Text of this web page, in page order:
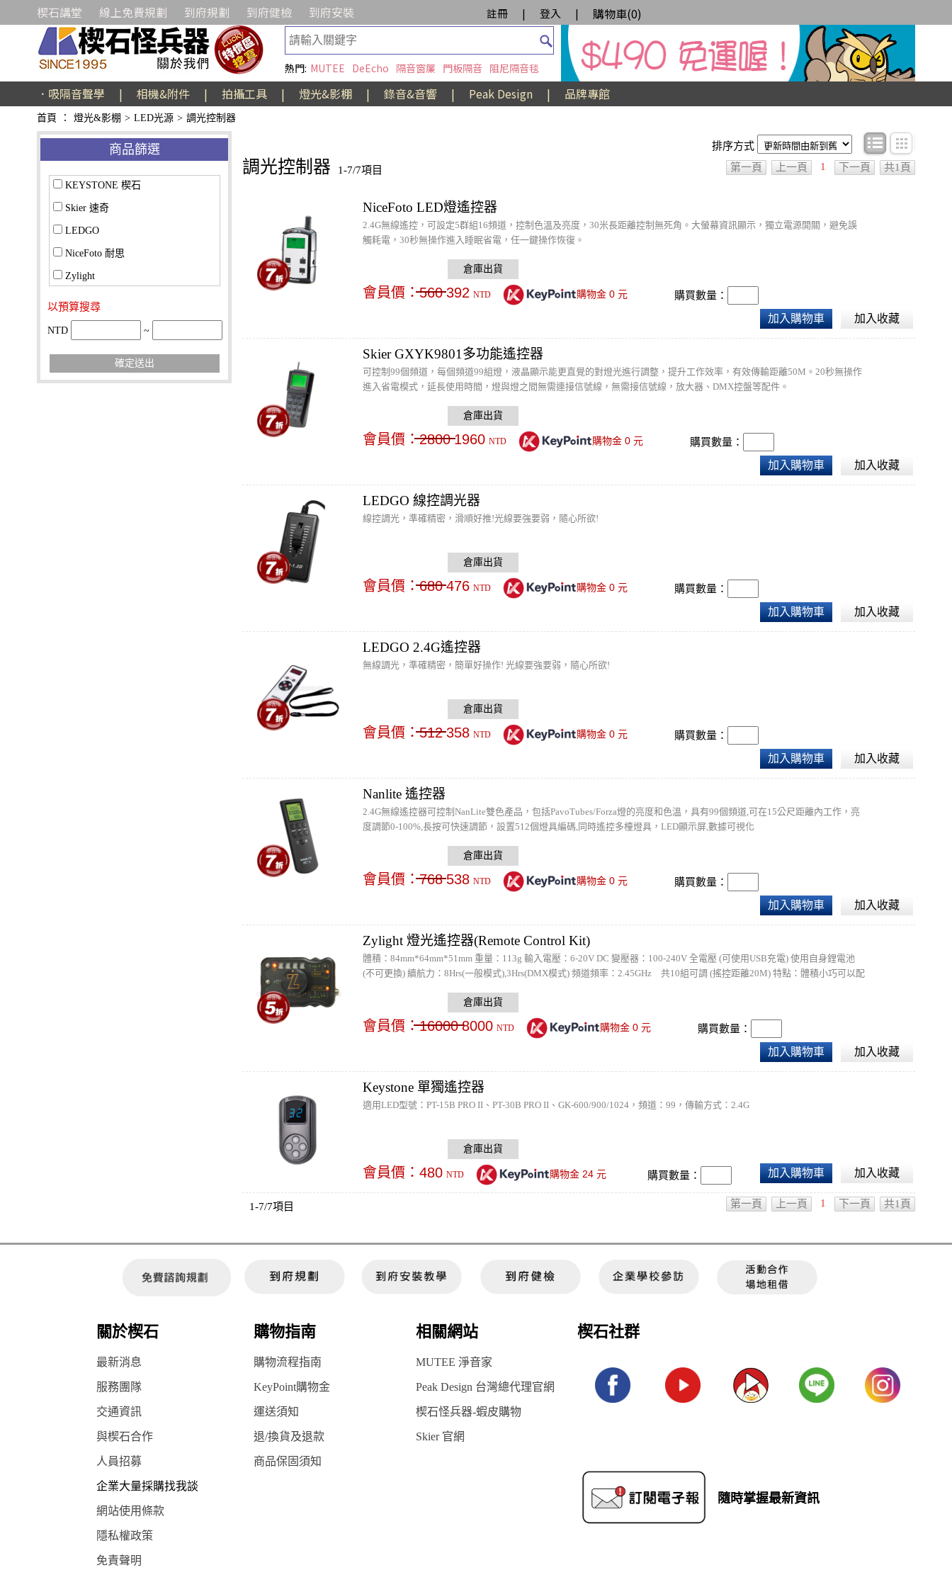
楔石講堂 線上免費規劃 到府規劃 到府健檢 到府安裝 註冊 | 登入 | 購物車(0)
熱門: MUTEE DeEcho 隔音窗簾 門板隔音 阻尼隔音毯
．吸隔音聲學 | 相機&附件 | 拍攝工具 | 燈光&影棚 | 錄音&音響 | Peak Design | 品牌專館
首頁 ： 燈光&影棚 > LED光源 > 調光控制器
商品篩選
KEYSTONE 楔石
Skier 速奇
LEDGO
NiceFoto 耐思
Zylight
以預算搜尋
NTD ~
確定送出
排序方式
條目顯示
調光控制器 1-7/7項目 第一頁 上一頁 1 下一頁 共1頁
NiceFoto LED燈遙控器
2.4G無線遙控，可設定5群組16頻道，控制色溫及亮度，30米長距離控制無死角。大螢幕資訊顯示，獨立電源開關，避免誤
觸耗電，30秒無操作進入睡眠省電，任一鍵操作恢復。
會員價：560 392 NTD 購物金 0元 購買數量：
加入購物車 加入收藏
Skier GXYK9801多功能遙控器
可控制99個頻道，每個頻道99組燈，液晶顯示能更直覺的對燈光進行調整，提升工作效率，有效傳輸距離50M。20秒無操作
進入省電模式，延長使用時間，燈與燈之間無需連接信號線，無需接信號線，放大器、DMX控盤等配件。
會員價：2800 1960 NTD 購物金 0元 購買數量：
加入購物車 加入收藏
LEDGO 線控調光器
線控調光，準確精密，滑順好推!光線要強要弱，隨心所欲!
會員價：680 476 NTD 購物金 0元 購買數量：
加入購物車 加入收藏
LEDGO 2.4G遙控器
無線調光，準確精密，簡單好操作! 光線要強要弱，隨心所欲!
會員價：512 358 NTD 購物金 0元 購買數量：
加入購物車 加入收藏
Nanlite 遙控器
2.4G無線遙控器可控制NanLite雙色產品，包括PavoTubes/Forza燈的亮度和色溫，具有99個頻道,可在15公尺距離內工作，亮
度調節0-100%,長按可快速調節，設置512個燈具編碼,同時遙控多檯燈具，LED顯示屏,數據可視化
會員價：768 538 NTD 購物金 0元 購買數量：
加入購物車 加入收藏
Zylight 燈光遙控器(Remote Control Kit)
體積：84mm*64mm*51mm 重量：113g 輸入電壓：6-20V DC 變壓器：100-240V 全電壓 (可使用USB充電) 使用自身鋰電池
(不可更換) 續航力：8Hrs(一般模式),3Hrs(DMX模式) 頻道頻率：2.45GHz 共10組可調 (搖控距離20M) 特點：體積小巧可以配
會員價：16000 8000 NTD 購物金 0元 購買數量：
加入購物車 加入收藏
Keystone 單獨遙控器
適用LED型號：PT-15B PRO II、PT-30B PRO II、GK-600/900/1024，頻道：99，傳輸方式：2.4G
會員價： 480 NTD 購物金 24元 購買數量： 加入購物車 加入收藏
1-7/7項目 第一頁 上一頁 1 下一頁 共1頁
關於楔石 購物指南 相關網站 楔石社群
最新消息 購物流程指南 MUTEE 淨音家
服務團隊 KeyPoint購物金 Peak Design 台灣總代理官網
交通資訊 運送須知 楔石怪兵器-蝦皮購物
與楔石合作 退/換貨及退款 Skier 官網
隨時掌握最新資訊
人員招募 商品保固須知
企業大量採購找我談
網站使用條款
隱私權政策
免責聲明